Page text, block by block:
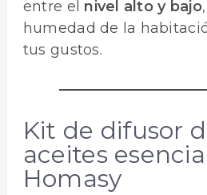
entre el nivel alto y bajo
humedad de la
tus gustos.
Kit de difusor
aceites
Homasy